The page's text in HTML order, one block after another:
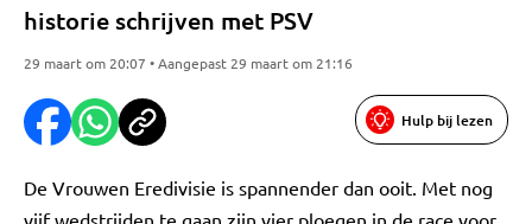
historie schrijven met PSV
29 maart om 20:07 • Aangepast 29 maart om 21:16
Hulp bij lezen
De Vrouwen Eredivisie is spannender dan ooit. Met nog
vijf wedstrijden te gaan zijn vier ploegen in de race voor